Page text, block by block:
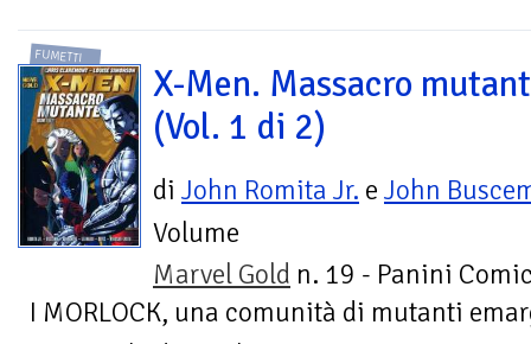
FUMETTI
X-Men. Massacro
(Vol. 1 di 2)
di John Romita Jr. e John
Volume
Marvel Gold n. 19 - Panini
I MORLOCK, una comunità di mutanti